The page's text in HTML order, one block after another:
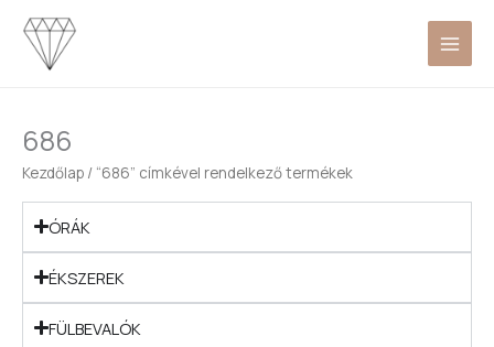
Skip
content
686
Kezdőlap / “686” címkével rendelkező termékek
ÓRÁK
ÉKSZEREK
FÜLBEVALÓK